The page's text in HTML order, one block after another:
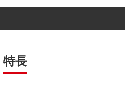
特長